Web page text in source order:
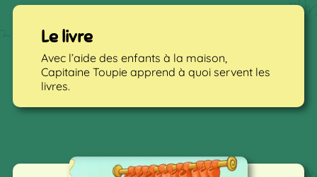
Le livre
Avec l’aide des enfants à la maison,
Capitaine Toupie apprend à quoi servent les
livres.